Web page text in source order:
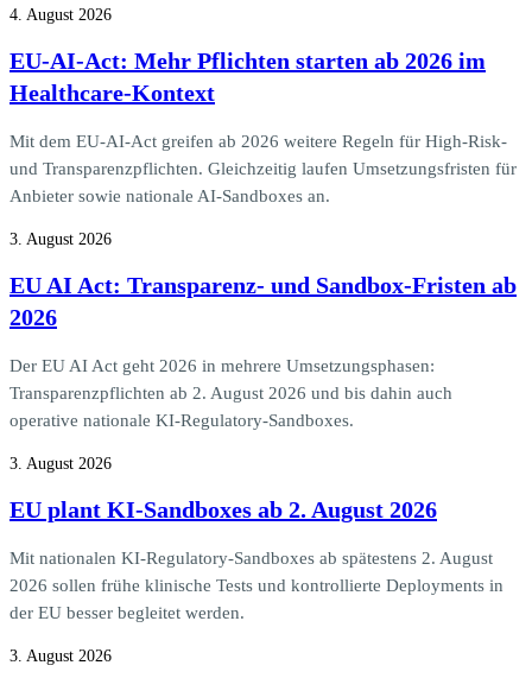
4. August 2026
EU-AI-Act: Mehr Pflichten starten ab 2026 im
Healthcare-Kontext
Mit dem EU-AI-Act greifen ab 2026 weitere Regeln für High-Risk-
und Transparenzpflichten. Gleichzeitig laufen Umsetzungsfristen für
Anbieter sowie nationale AI-Sandboxes an.
3. August 2026
EU AI Act: Transparenz- und Sandbox-Fristen ab
2026
Der EU AI Act geht 2026 in mehrere Umsetzungsphasen:
Transparenzpflichten ab 2. August 2026 und bis dahin auch
operative nationale KI-Regulatory-Sandboxes.
3. August 2026
EU plant KI-Sandboxes ab 2. August 2026
Mit nationalen KI-Regulatory-Sandboxes ab spätestens 2. August
2026 sollen frühe klinische Tests und kontrollierte Deployments in
der EU besser begleitet werden.
3. August 2026